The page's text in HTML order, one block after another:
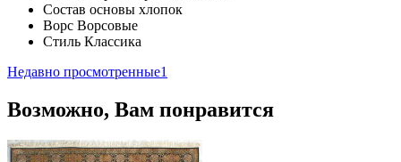
Состав основы хлопок
Ворс Ворсовые
Стиль Классика
Недавно просмотренные1
Возможно, Вам понравится